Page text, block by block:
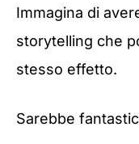
Immagina di
storytelling che
stesso effetto.
Sarebbe